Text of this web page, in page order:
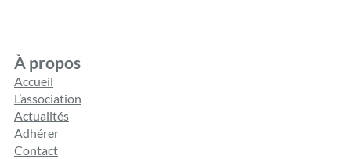
À propos
Accueil
L’association
Actualités
Adhérer
Contact